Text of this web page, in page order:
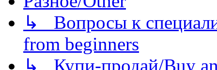
↳ Вопросы к
from beginners
↳ Купи-продай/Buy